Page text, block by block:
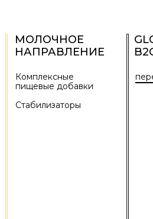
МОЛОЧНОЕ
НАПРАВЛЕНИЕ
Комплексные
пищевые добавки
Стабилизаторы